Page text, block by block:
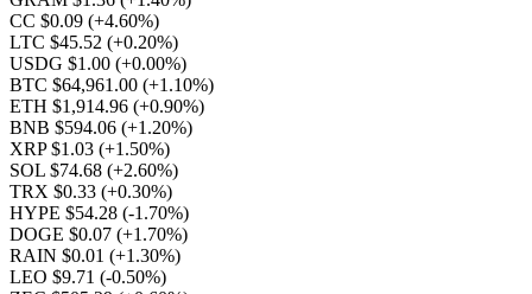
CC $0.09 (+4.60%)
LTC $45.52 (+0.20%)
USDG $1.00 (+0.00%)
BTC $64,961.00 (+1.10%)
ETH $1,914.96 (+0.90%)
BNB $594.06 (+1.20%)
XRP $1.03 (+1.50%)
SOL $74.68 (+2.60%)
TRX $0.33 (+0.30%)
HYPE $54.28 (-1.70%)
DOGE $0.07 (+1.70%)
RAIN $0.01 (+1.30%)
LEO $9.71 (-0.50%)